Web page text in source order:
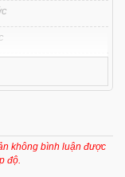
không bình luận được
độ.